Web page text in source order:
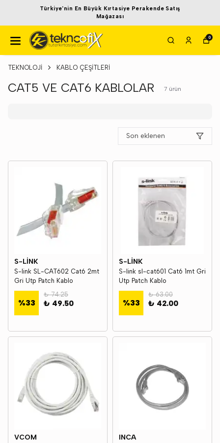
Türkiye'nin En Büyük Kırtasiye Perakende Satış
Mağazası
0
TEKNOLOJİ KABLO ÇEŞİTLERİ
CAT5 VE CAT6 KABLOLAR 7 ürün
Son eklenen
S-LİNK
S-link SL-CAT602 Cat6 2mt
Gri Utp Patch Kablo
%33
₺ 74.25
₺ 49.50
S-LİNK
S-link sl-cat601 Cat6 1mt Gri
Utp Patch Kablo
%33
₺ 63.00
₺ 42.00
VCOM INCA